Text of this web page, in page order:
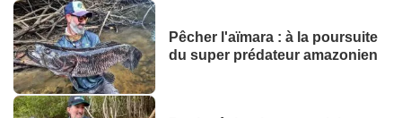
Pêcher l'aïmara : à la poursuite
du super prédateur amazonien